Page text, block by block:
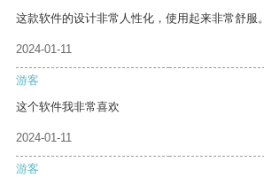
这款软件的设计非常人性化，使用起来非常舒服。
2024-01-11
游客
这个软件我非常喜欢
2024-01-11
游客